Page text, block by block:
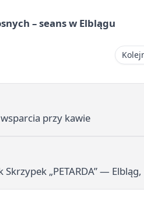
– seans w Elblągu
przy kawie
Skrzypek „PETARDA” —